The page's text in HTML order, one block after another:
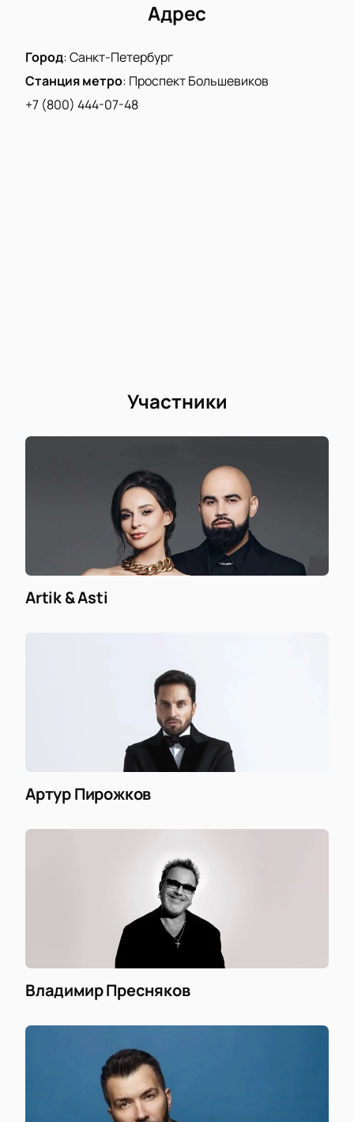
Разнообразие цен для любого бюджета
Погрузитесь в атмосферу живой музыки и
Этот вечер запомнится надолго!
Адрес
Город:Санкт-Петербург
Станция метро: Проспект Большевиков
+7 (800) 444-07-48
Участники
Artik & Asti
Артур Пирожков
Владимир Пресняков